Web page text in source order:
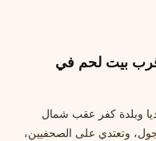
قرب بيت لحم في
وبلدة كفر عقب شمال
وتعتدي على الصحفيين،